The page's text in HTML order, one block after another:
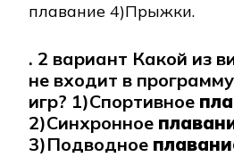
плавание 4)Прыжки.
. 2 вариант Какой из
не входит в
игр? 1)Спортивное
2)Синхронное
3)Подводное